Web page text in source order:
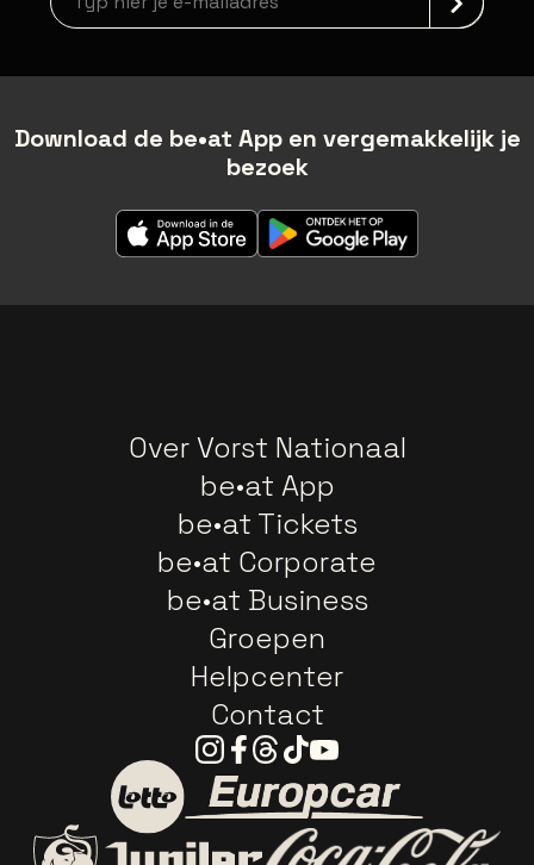
Download de be•at App en vergemakkelijk je
bezoek
Over Vorst Nationaal
be•at App
be•at Tickets
be•at Corporate
be•at Business
Groepen
Helpcenter
Contact
Instagram
Facebook
Threads
TiktokYoutube
Ga naar de website van Lotto
Ga naar de website van